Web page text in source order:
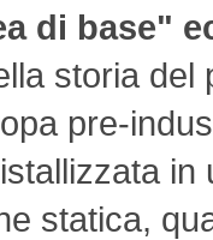
di base"
storia del
pre-
in
statica,